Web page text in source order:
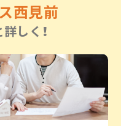
西見前
しく！